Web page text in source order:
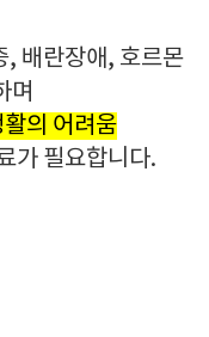
, 배란장애, 호르몬
며
의 어려움
가 필요합니다.